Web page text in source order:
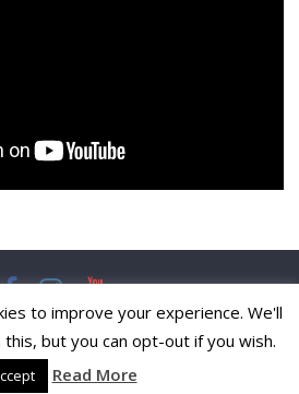
Svakodnevnica. All rights reserved.
Powered byWordPress.
to improve your experience. We'll
but you can opt-out if you wish.
Read More